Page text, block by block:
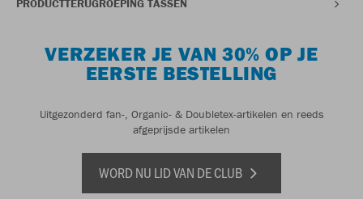
PRODUCTTERUGROEPING TASSEN
VERZEKER JE VAN 30% OP JE
EERSTE BESTELLING
Uitgezonderd fan-, Organic- & Doubletex-artikelen en reeds
afgeprijsde artikelen
WORD NU LID VAN DE CLUB